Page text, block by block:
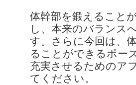
体幹部を鍛えること
し、本来のバランス
す。さらに今回は、
ることができるポー
充実させるためのア
てください。